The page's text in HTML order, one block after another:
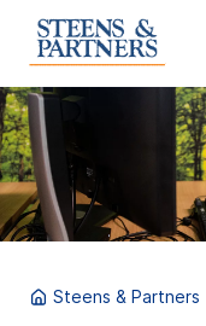
Steens & Partners